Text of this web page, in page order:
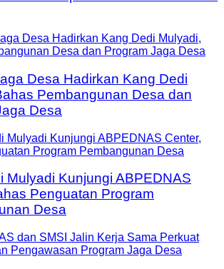
Desa Hadirkan Kang Dedi
Pembangunan Desa dan
Desa
Mulyadi Kunjungi ABPEDNAS
Penguatan Program
Desa